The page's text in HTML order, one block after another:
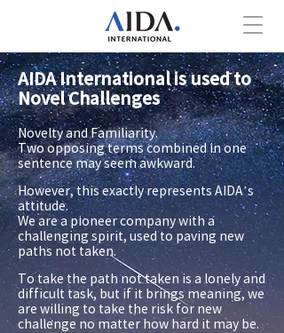
AIDA International is used to
Novel Challenges
Novelty and Familiarity.
Two opposing terms combined in one
sentence may seem awkward.
However, this exactly represents AIDA’s
attitude.
We are a pioneer company with a
challenging spirit, used to paving new
paths not taken.
To take the path not taken is a lonely and
difficult task, but if it brings meaning, we
are willing to take the risk for new
challenge no matter how hard it may be.